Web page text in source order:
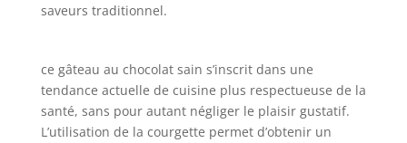
saveurs traditionnel.
ce gâteau au chocolat sain s’inscrit dans une
tendance actuelle de cuisine plus respectueuse de la
santé, sans pour autant négliger le plaisir gustatif.
L’utilisation de la courgette permet d’obtenir un